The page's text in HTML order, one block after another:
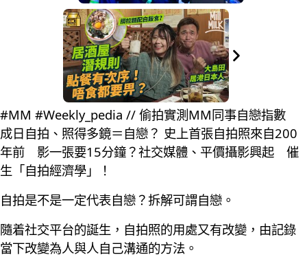
#MM #Weekly_pedia // 偷拍實測MM同事自戀指數
成日自拍、照得多鏡＝自戀？ 史上首張自拍照來自200
年前 影一張要15分鐘？社交媒體、平價攝影興起 催
生「自拍經濟學」！
自拍是不是一定代表自戀？拆解可謂自戀。
隨着社交平台的誕生，自拍照的用處又有改變，由記錄
當下改變為人與人自己溝通的方法。